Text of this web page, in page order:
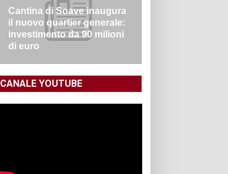
Cantina di Soave inaugura
il nuovo quartier generale:
investimento da 90 milioni
di euro
CANALE YOUTUBE